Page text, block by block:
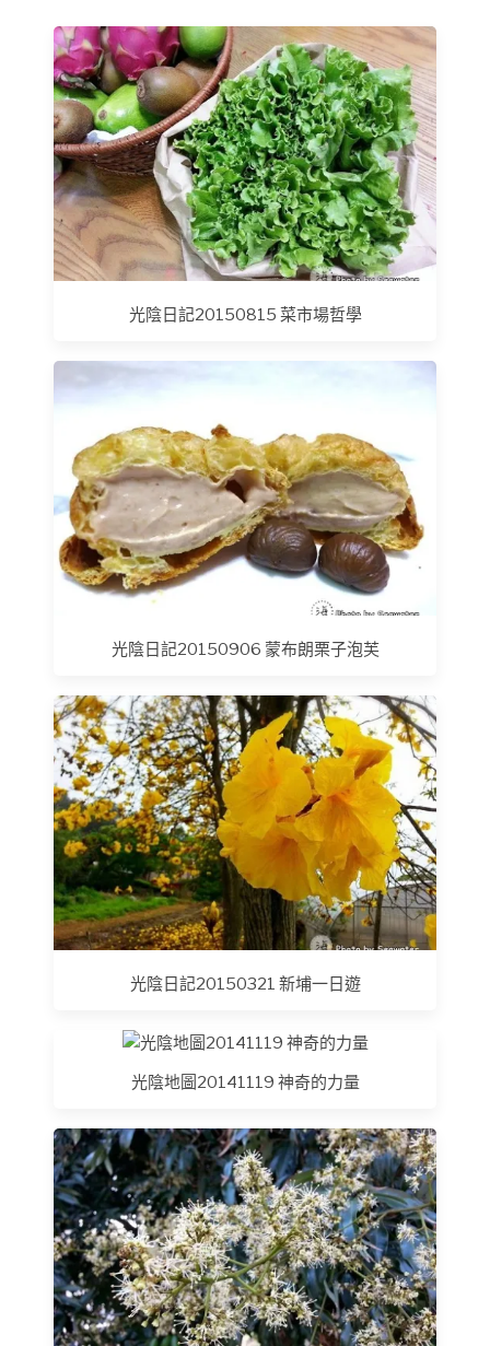
光陰日記20150815 菜市場哲學
光陰日記20150906 蒙布朗栗子泡芙
光陰日記20150321 新埔一日遊
光陰地圖20141119 神奇的力量